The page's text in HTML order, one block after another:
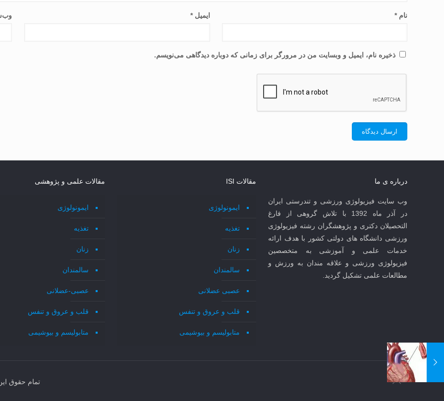
نام* ایمیل*
ذخیره نام، ایمیل و وبسایت من در مرورگر برای زمانی که دوباره دیدگاهی می‌نویسم.
درباره ی ما
وب سایت فیزیولوژی ورزشی و تندرستی ایران
در آذر ماه 1392 با تلاش گروهی از فارغ
التحصیلان دکتری و پژوهشگران رشته فیزیولوژی
ورزشی دانشگاه های دولتی کشور با هدف ارائه
خدمات علمی و آموزشی به متخصصین
فیزیولوژی ورزشی و علاقه مندان به ورزش و
مطالعات علمی تشکیل گردید.
مقالات ISI
ایمونولوژی
تغذیه
زنان
سالمندان
عصبی عضلانی
قلب و عروق و تنفس
متابولیسم و بیوشیمی
مقالات علمی و پژوهشی
ایمونولوژی
تغذیه
زنان
سالمندان
عصبی-عضلانی
قلب و عروق و تنفس
متابولیسم و بیوشیمی
تمام حقوق